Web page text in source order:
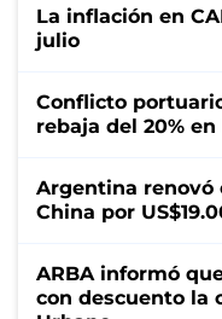
La inflación en
julio
Conflicto
rebaja del 20%
Argentina renovó
China por
ARBA informó
con descuento la